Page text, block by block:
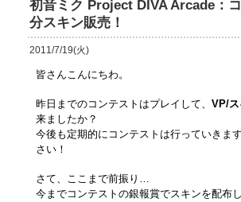
初音ミク Project DIVA Arcade：
分スキン販売！
2011/7/19(火)
皆さんこんにちわ。
昨日までのコンテストはプレイして、 VP/
来ましたか？
今後も定期的にコンテストは行っていきま
さい！
さて、ここまで前振り…
今までコンテストの銀報賞でスキンを配布